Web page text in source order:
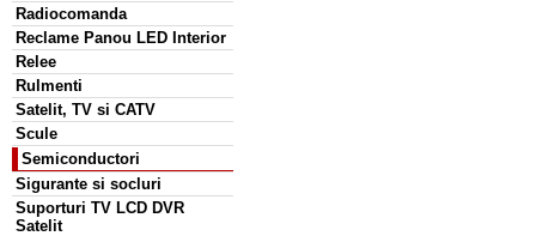
Radiocomanda
Reclame Panou LED Interior
Relee
Rulmenti
Satelit, TV si CATV
Scule
Semiconductori
Sigurante si socluri
Suporturi TV LCD DVR
Satelit